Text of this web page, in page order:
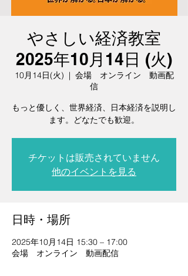
やさしい経済教室
2025年10月14日 (火)
10月14日(火)
  |
会場 オンライン 動画配
信
もっと優しく、世界経済、日本経済を説明し
ます。どなたでも歓迎。
チケットは販売されていません
他のイベントを見る
日時・場所
2025年10月14日 15:30 – 17:00
会場 オンライン 動画配信